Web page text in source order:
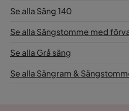
Se alla Säng 140
Se alla Sängstomme med
Se alla Grå säng
Se alla Sängram &